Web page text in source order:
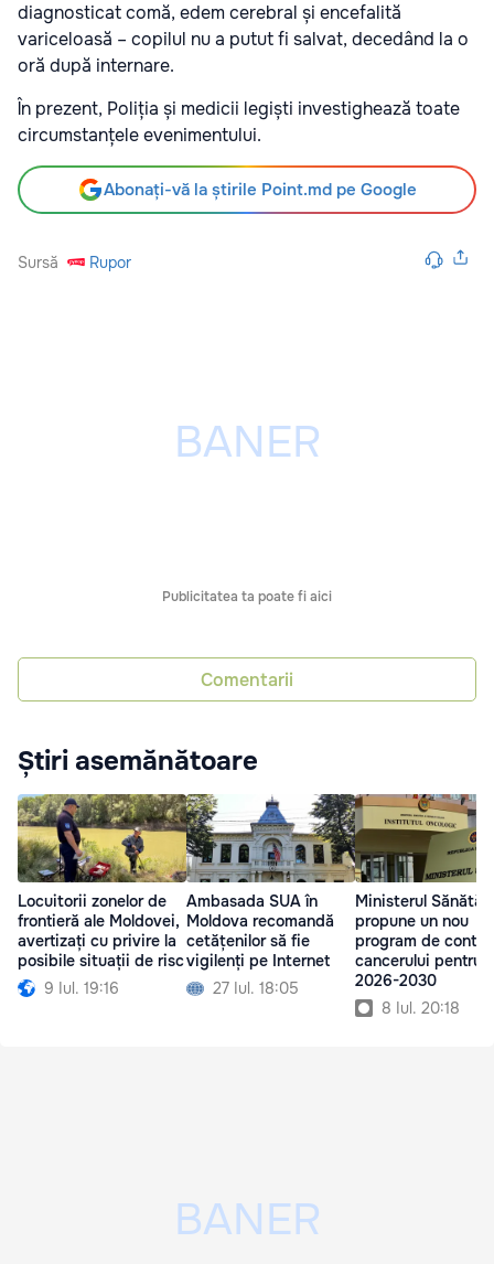
diagnosticat comă, edem cerebral și encefalită
variceloasă – copilul nu a putut fi salvat, decedând la o
oră după internare.
În prezent, Poliția și medicii legiști investighează toate
circumstanțele evenimentului.
Abonați-vă la știrile Point.md pe Google
Sursă Rupor
Publicitatea ta poate fi aici
Comentarii
Știri asemănătoare
Locuitorii zonelor de
frontieră ale Moldovei,
avertizați cu privire la
posibile situații de risc
9 Iul. 19:16
Ambasada SUA în
Moldova recomandă
cetățenilor să fie
vigilenți pe Internet
27 Iul. 18:05
Ministerul
propune un nou
program de
cancerului pentru
2026-2030
8 Iul. 20:18